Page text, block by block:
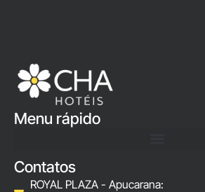
Menu rápido
Contatos
ROYAL PLAZA - Apucarana: